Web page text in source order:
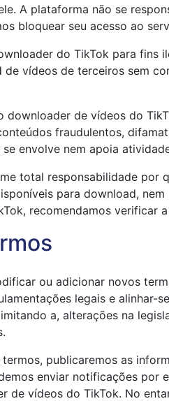
A plataforma não se
bloquear seu acesso ao
do TikTok para
vídeos de terceiros sem
de vídeos do
fraudulentos,
se envolve nem apoia
total responsabilidade
para download,
recomendamos verificar
ou adicionar novos
legais e alinhar-
a, alterações na
publicaremos as
enviar notificações
de vídeos do TikTok. No